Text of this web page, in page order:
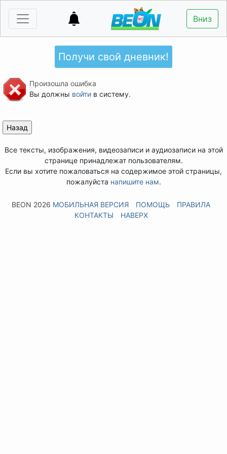
Вниз
Получи свой дневник!
Произошла ошибка
Вы должны войтив систему.
Все тексты, изображения, видеозаписи и аудиозаписи на этой
странице принадлежат пользователям.
Если вы хотите пожаловаться на содержимое этой страницы,
пожалуйста напишите нам.
BEON 2026 МОБИЛЬНАЯ ВЕРСИЯ ПОМОЩЬ
ПРАВИЛА
КОНТАКТЫ
НАВЕРХ